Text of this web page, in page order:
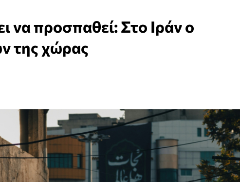
να προσπαθεί: Στο Ιράν ο
της χώρας